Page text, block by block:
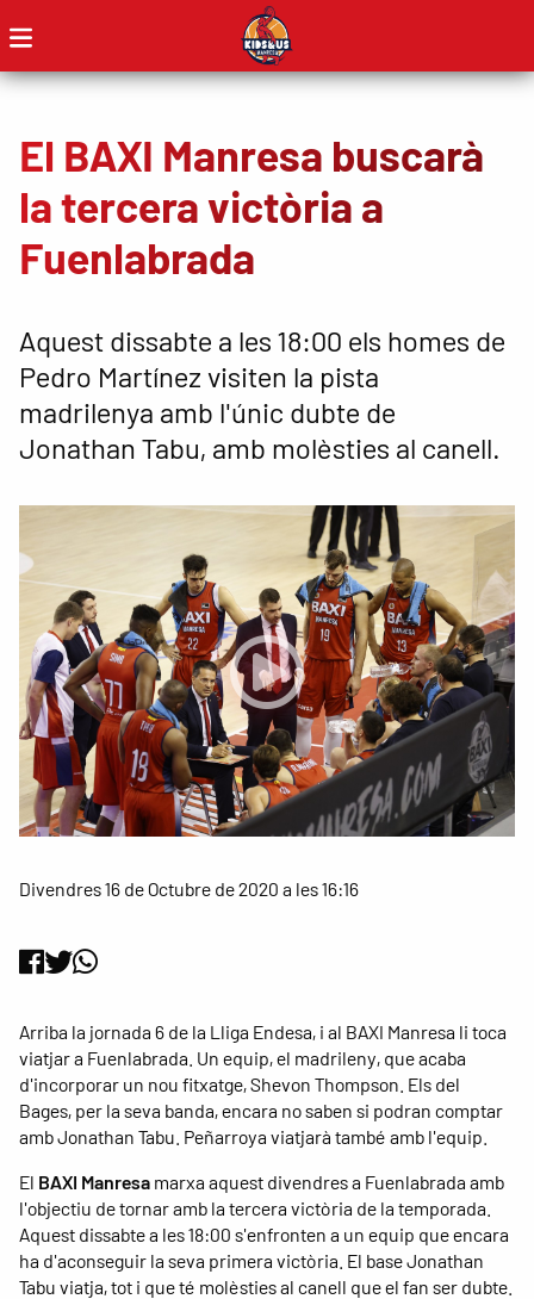
El BAXI Manresa buscarà
la tercera victòria a
Fuenlabrada
Aquest dissabte a les 18:00 els homes de
Pedro Martínez visiten la pista
madrilenya amb l'únic dubte de
Jonathan Tabu, amb molèsties al canell.
Divendres 16 de Octubre de 2020 a les 16:16
Arriba la jornada 6 de la Lliga Endesa, i al BAXI Manresa li toca
viatjar a Fuenlabrada. Un equip, el madrileny, que acaba
d'incorporar un nou fitxatge, Shevon Thompson. Els del
Bages, per la seva banda, encara no saben si podran comptar
amb Jonathan Tabu. Peñarroya viatjarà també amb l'equip.
El BAXI Manresa marxa aquest divendres a Fuenlabrada amb
l'objectiu de tornar amb la tercera victòria de la temporada.
Aquest dissabte a les 18:00 s'enfronten a un equip que encara
ha d'aconseguir la seva primera victòria. El base Jonathan
Tabu viatja, tot i que té molèsties al canell que el fan ser dubte.